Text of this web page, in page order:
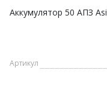
Аккумулятор 50 АПЗ
Артикул